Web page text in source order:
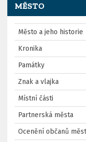
MĚSTO
Město a jeho historie
Kronika
Památky
Znak a vlajka
Místní části
Partnerská města
Ocenění občanů